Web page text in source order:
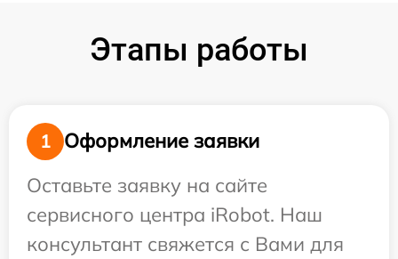
Этапы работы
1
Оформление заявки
Оставьте заявку на сайте
сервисного центра iRobot. Наш
консультант свяжется с Вами для